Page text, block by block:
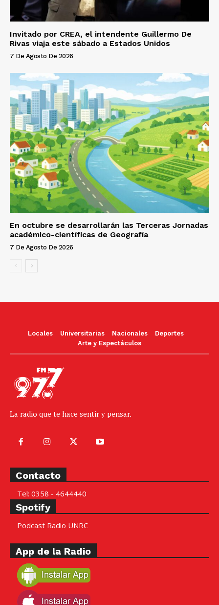
Invitado por CREA, el intendente Guillermo De
Rivas viaja este sábado a Estados Unidos
7 De Agosto De 2026
En octubre se desarrollarán las Terceras Jornadas
académico-científicas de Geografía
7 De Agosto De 2026
Locales Universitarias Nacionales
Deportes
Arte y Espectáculos
La radio que te hace sentir y pensar.
Contacto
Tel: 0358 - 4644440
Spotify
Podcast Radio UNRC
App de la Radio